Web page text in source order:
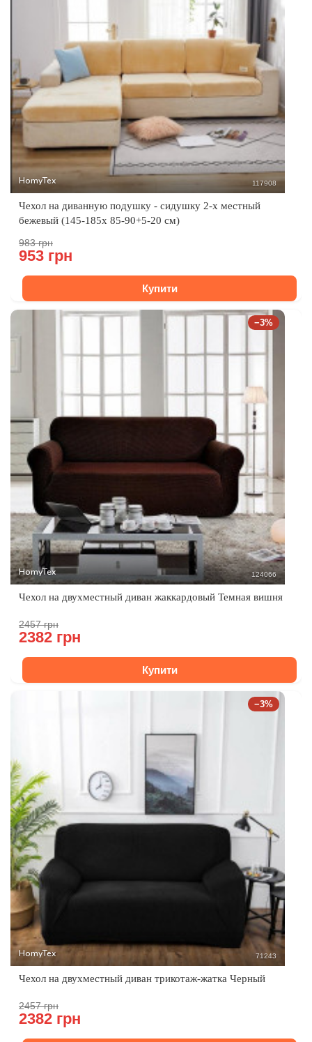
HomyTex 117908
Чехол на диванную подушку - сидушку 2-х местный
бежевый (145-185x 85-90+5-20 см)
983 грн
953 грн
Купити
−3%
HomyTex 124066
Чехол на двухместный диван жаккардовый Темная вишня
2457 грн
2382 грн
Купити
−3%
HomyTex 71243
Чехол на двухместный диван трикотаж-жатка Черный
2457 грн
2382 грн